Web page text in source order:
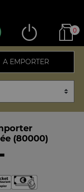
0
A EMPORTER
(80000)